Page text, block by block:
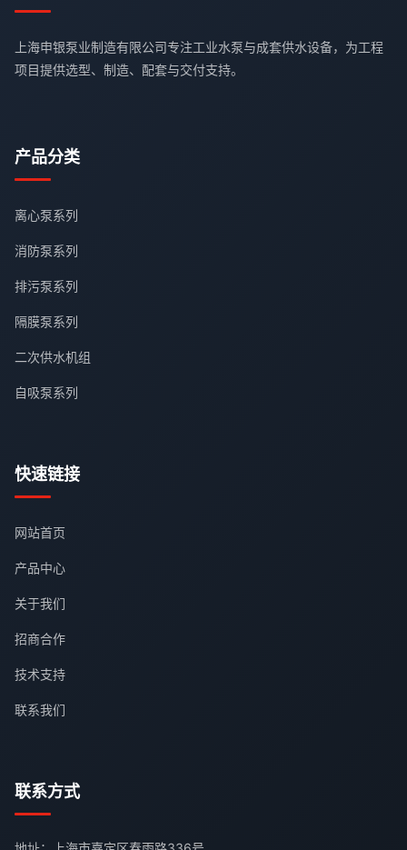
上海申银泵业制造有限公司专注工业水泵与成套供水设备，为工程
项目提供选型、制造、配套与交付支持。
产品分类
离心泵系列
消防泵系列
排污泵系列
隔膜泵系列
二次供水机组
自吸泵系列
快速链接
网站首页
产品中心
关于我们
招商合作
技术支持
联系我们
联系方式